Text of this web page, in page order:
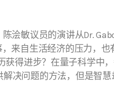
浍敏议员的演讲从Dr.
来自生活经济的压力，也
获得进步？在量子科学中
决问题的方法，但是智